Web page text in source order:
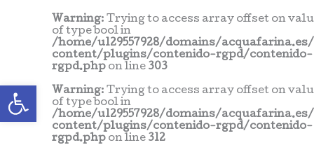
Abrir barra de herramientas
Warning: Trying to access array offset on
of type bool in
/home/u129557928/domains/
content/plugins/contenido-rgpd/contenido-
rgpd.php on line 303
Warning: Trying to access array offset on
of type bool in
/home/u129557928/domains/
content/plugins/contenido-rgpd/contenido-
rgpd.php on line 312